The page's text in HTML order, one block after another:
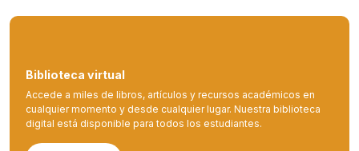
Biblioteca virtual
Accede a miles de libros, artículos y recursos académicos en
cualquier momento y desde cualquier lugar. Nuestra biblioteca
digital está disponible para todos los estudiantes.